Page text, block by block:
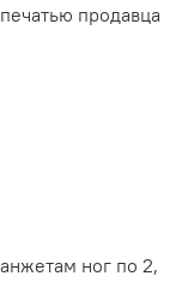
продавца
ног по 2,